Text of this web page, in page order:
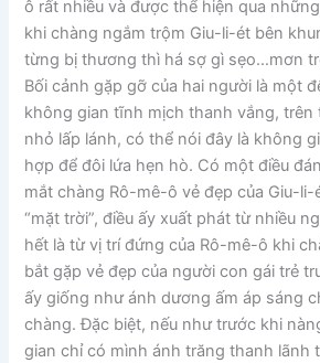
ô rất nhiều và được thể hiện qua
khi chàng ngắm trộm Giu-li-ét bên
từng bị thương thì há sợ gì sẹo…mơn
Bối cảnh gặp gỡ của hai người là một
không gian tĩnh mịch thanh vắng, trên
nhỏ lấp lánh, có thể nói đây là không
hợp để đôi lứa hẹn hò. Có một điều
mắt chàng Rô-mê-ô vẻ đẹp của Giu-
“mặt trời”, điều ấy xuất phát từ nhiều
hết là từ vị trí đứng của Rô-mê-ô khi
bắt gặp vẻ đẹp của người con gái trẻ
ấy giống như ánh dương ấm áp sáng
chàng. Đặc biệt, nếu như trước khi
gian chỉ có mình ánh trăng thanh lãnh